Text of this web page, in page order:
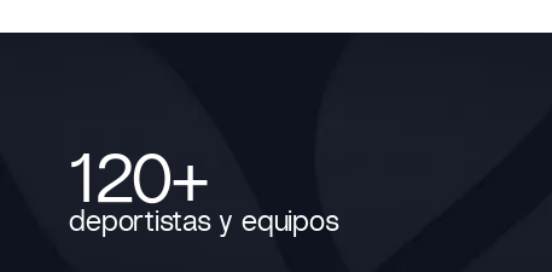
120+
deportistas y equipos